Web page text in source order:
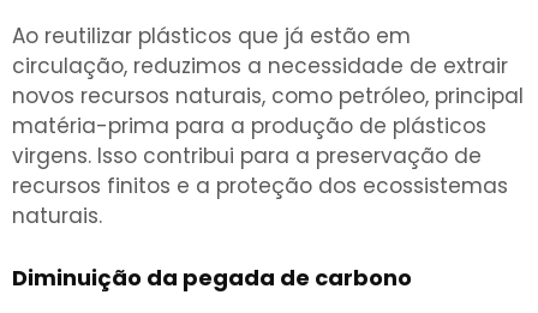
Ao reutilizar plásticos que já estão em
circulação, reduzimos a necessidade de extrair
novos recursos naturais, como petróleo, principal
matéria-prima para a produção de plásticos
virgens. Isso contribui para a preservação de
recursos finitos e a proteção dos ecossistemas
naturais.
Diminuição da pegada de carbono